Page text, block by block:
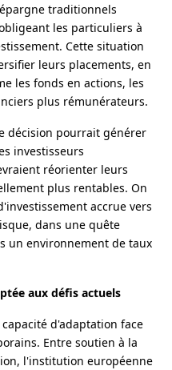
traditionnels
les particuliers à
Cette situation
leurs placements, en
les fonds en actions, les
plus rémunérateurs.
décision pourrait générer
investisseurs
réorienter leurs
plus rentables. On
accrue vers
dans une quête
un environnement de taux
aux défis actuels
d'adaptation face
Entre soutien à la
l'institution européenne